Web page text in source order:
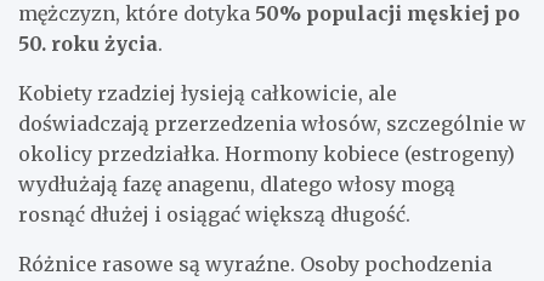
mężczyzn, które dotyka 50% populacji męskiej po
50. roku życia.
Kobiety rzadziej łysieją całkowicie, ale
doświadczają przerzedzenia włosów, szczególnie w
okolicy przedziałka. Hormony kobiece (estrogeny)
wydłużają fazę anagenu, dlatego włosy mogą
rosnąć dłużej i osiągać większą długość.
Różnice rasowe są wyraźne. Osoby pochodzenia